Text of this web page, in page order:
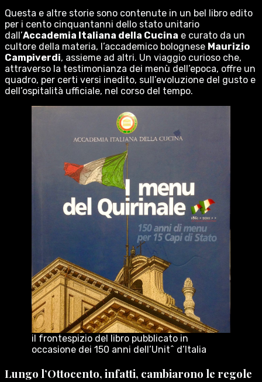
Questa e altre storie sono contenute in un bel libro edito
per i cento cinquantanni dello stato unitario
dall’Accademia Italiana della Cucina e curato da un
cultore della materia, l’accademico bolognese Maurizio
Campiverdi, assieme ad altri. Un viaggio curioso che,
attraverso la testimonianza dei menù dell’epoca, offre un
quadro, per certi versi inedito, sull’evoluzione del gusto e
dell’ospitalità ufficiale, nel corso del tempo.
il frontespizio del libro pubblicato in
occasione dei 150 anni dell’Unitˆ d’Italia
Lungo l’Ottocento, infatti, cambiarono le regole